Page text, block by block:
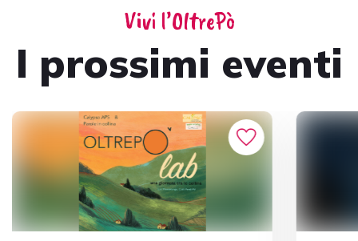
Vivi l’OltrePò
I prossimi eventi